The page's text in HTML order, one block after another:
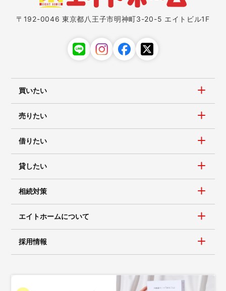
〒192-0046 東京都八王子市明神町3-20-5 エイトビル1F
買いたい
売りたい
借りたい
貸したい
相続対策
エイトホームについて
採用情報